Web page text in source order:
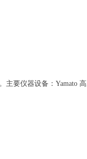
主要仪器设备： Yamato